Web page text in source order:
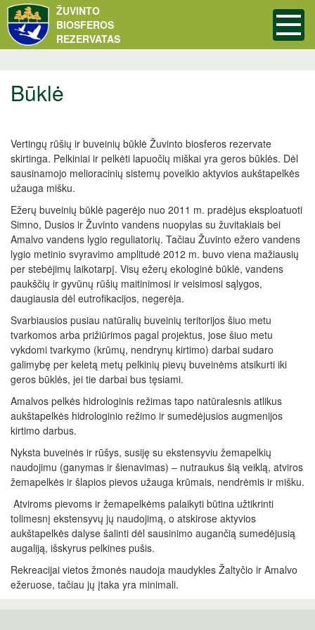
ŽUVINTO
BIOSFEROS
REZERVATAS
Būklė
Vertingų rūšių ir buveinių būklė Žuvinto biosferos rezervate
skirtinga. Pelkiniai ir pelkėti lapuočių miškai yra geros būklės. Dėl
sausinamojo melioracinių sistemų poveikio aktyvios aukštapelkės
užauga mišku.
Ežerų buveinių būklė pagerėjo nuo 2011 m. pradėjus eksploatuoti
Simno, Dusios ir Žuvinto vandens nuopylas su žuvitakiais bei
Amalvo vandens lygio reguliatorių. Tačiau Žuvinto ežero vandens
lygio metinio svyravimo amplitudė 2012 m. buvo viena mažiausių
per stebėjimų laikotarpį. Visų ežerų ekologinė būklė, vandens
paukščių ir gyvūnų rūšių maitinimosi ir veisimosi sąlygos,
daugiausia dėl eutrofikacijos, negerėja.
Svarbiausios pusiau natūralių buveinių teritorijos šiuo metu
tvarkomos arba prižiūrimos pagal projektus, jose šiuo metu
vykdomi tvarkymo (krūmų, nendrynų kirtimo) darbai sudaro
galimybę per keletą metų pelkinių pievų buveinėms atsikurti iki
geros būklės, jei tie darbai bus tęsiami.
Amalvos pelkės hidrologinis režimas tapo natūralesnis atlikus
aukštapelkės hidrologinio režimo ir sumedėjusios augmenijos
kirtimo darbus.
Nyksta buveinės ir rūšys, susiję su ekstensyviu žemapelkių
naudojimu (ganymas ir šienavimas) – nutraukus šią veiklą, atviros
žemapelkės ir šlapios pievos užauga krūmais, nendrėmis ir mišku.
Atviroms pievoms ir žemapelkėms palaikyti būtina užtikrinti
tolimesnį ekstensyvų jų naudojimą, o atskirose aktyvios
aukštapelkės dalyse šalinti dėl sausinimo augančią sumedėjusią
augaliją, išskyrus pelkines pušis.
Rekreacijai vietos žmonės naudoja maudykles Žaltyčio ir Amalvo
ežeruose, tačiau jų įtaka yra minimali.